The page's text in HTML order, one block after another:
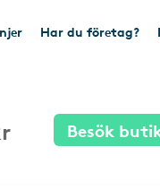
Har du företag?
Besök